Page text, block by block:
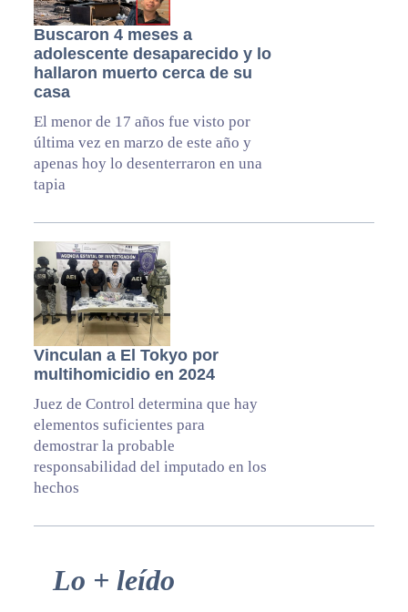
Buscaron 4 meses a
adolescente desaparecido y lo
hallaron muerto cerca de su
casa
El menor de 17 años fue visto por
última vez en marzo de este año y
apenas hoy lo desenterraron en una
tapia
Vinculan a El Tokyo por
multihomicidio en 2024
Juez de Control determina que hay
elementos suficientes para
demostrar la probable
responsabilidad del imputado en los
hechos
Primary
Lo + leído